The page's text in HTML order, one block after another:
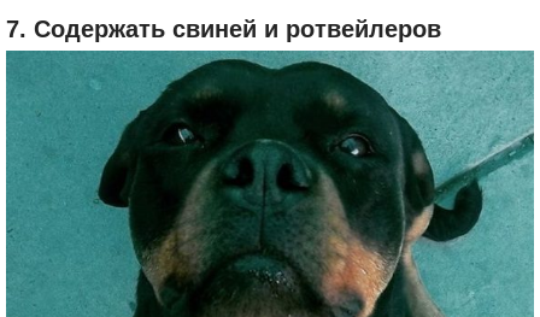
7. Содержать свиней и ротвейлеров